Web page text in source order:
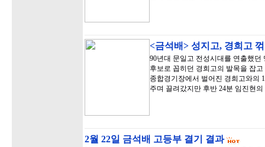
<금석배> 성지고, 경희고
90년대 문일고 전성시대를 연출했
후보로 꼽히던 경희고의 발목을 잡
종합경기장에서 벌어진 경희고와의
주며 끌려갔지만 후반 24분 임진현
2월 22일 금석배 고등부 결기 결과